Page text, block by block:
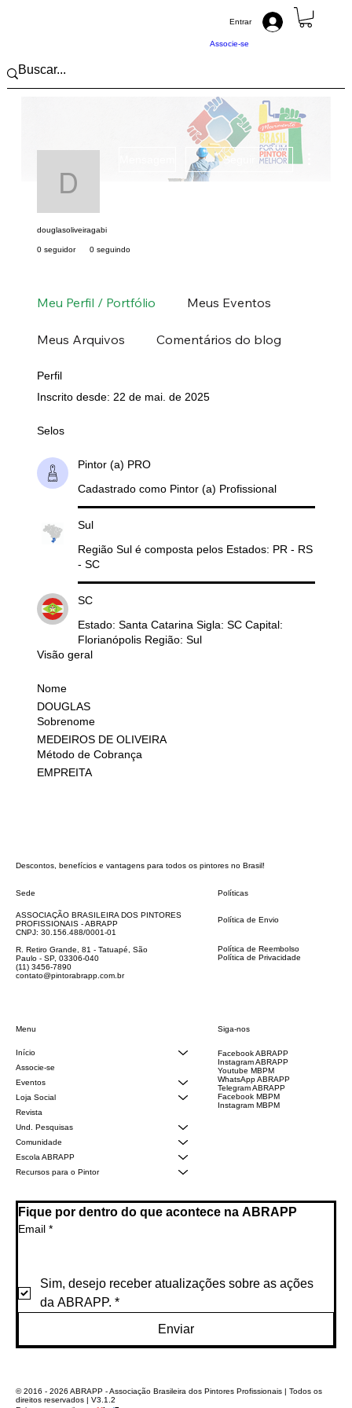
Associe-se
Entrar
douglasoliveiragabi
Seguir
douglasoliveiragabi
0 seguidor 0 seguindo
Meu Perfil / Portfólio Meus Eventos
Meus Arquivos Comentários do blog
Perfil
Inscrito desde: 22 de mai. de 2025
Selos
Pintor (a) PRO
Cadastrado como Pintor (a) Profissional
Sul
Região Sul é composta pelos Estados: PR - RS
- SC
SC
Estado: Santa Catarina Sigla: SC Capital:
Florianópolis Região: Sul
Visão geral
Nome
DOUGLAS
Sobrenome
MEDEIROS DE OLIVEIRA
Método de Cobrança
EMPREITA
Descontos, benefícios e vantagens para todos os pintores no Brasil!
Sede
ASSOCIAÇÃO BRASILEIRA DOS PINTORES
PROFISSIONAIS - ABRAPP
CNPJ: 30.156.488/0001-01
R. Retiro Grande, 81 - Tatuapé, São
Paulo - SP, 03306-040
(11) 3456-7890
contato@pintorabrapp.com.br
Menu
Início
Associe-se
Eventos
Loja Social
Revista
Und. Pesquisas
Comunidade
Escola ABRAPP
Recursos para o Pintor
Políticas
Política de Envio
Política de Reembolso
Política de Privacidade
Siga-nos
Facebook ABRAPP
Instagram ABRAPP
Youtube MBPM
WhatsApp ABRAPP
Telegram ABRAPP
Facebook MBPM
Instagram MBPM
Fique por dentro do que acontece na ABRAPP
Email *
Sim, desejo receber atualizações sobre as ações
da ABRAPP. *
Enviar
© 2016 - 2026 ABRAPP - Associação Brasileira dos Pintores Profissionais | Todos os
direitos reservados | V3.1.2